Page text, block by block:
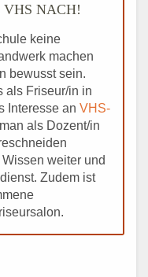
NACH!
keine
machen
bewusst sein.
als Friseur/in in
Interesse an VHS-
als Dozent/in
weiter und
Zudem ist